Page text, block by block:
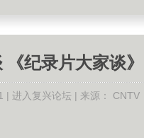
纪录片大家谈》
| 进入复兴论坛 | 来源： CNTV